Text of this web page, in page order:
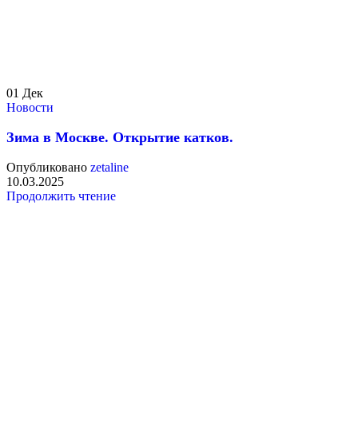
01 Дек
Новости
Зима в Москве. Открытие катков.
Опубликовано zetaline
10.03.2025
Продолжить чтение